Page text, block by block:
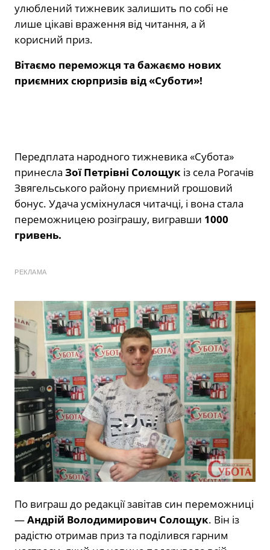
улюблений тижневик залишить по собі не
лише цікаві враження від читання, а й
корисний приз.
Вітаємо переможця та бажаємо нових
приємних сюрпризів від «Суботи»!
Передплата народного тижневика «Субота»
принесла Зої Петрівні Солощук із села Рогачів
Звягельського району приємний грошовий
бонус. Удача усміхнулася читачці, і вона стала
переможницею розіграшу, вигравши 1000
гривень.
РЕКЛАМА
По виграш до редакції завітав син переможниці
—Андрій Володимирович Солощук. Він із
радістю отримав приз та поділився гарним